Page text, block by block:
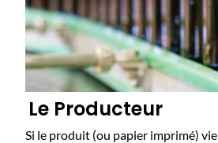
Le Producteur
Si le produit (ou papier imprimé)